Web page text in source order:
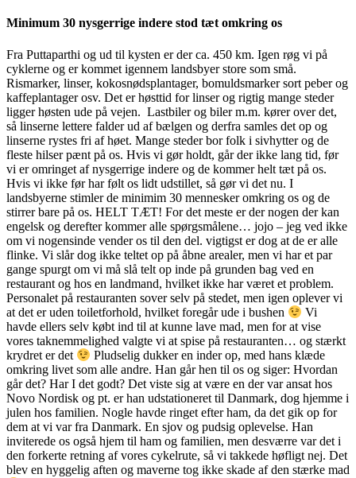
Minimum 30 nysgerrige indere stod tæt omkring os
Fra Puttaparthi og ud til kysten er der ca. 450 km. Igen røg vi på
cyklerne og er kommet igennem landsbyer store som små.
Rismarker, linser, kokosnødsplantager, bomuldsmarker sort peber og
kaffeplantager osv. Det er høsttid for linser og rigtig mange steder
ligger høsten ude på vejen. Lastbiler og biler m.m. kører over det,
så linserne lettere falder ud af bælgen og derfra samles det op og
linserne rystes fri af høet. Mange steder bor folk i sivhytter og de
fleste hilser pænt på os. Hvis vi gør holdt, går der ikke lang tid, før
vi er omringet af nysgerrige indere og de kommer helt tæt på os.
Hvis vi ikke før har følt os lidt udstillet, så gør vi det nu. I
landsbyerne stimler de minimim 30 mennesker omkring os og de
stirrer bare på os. HELT TÆT! For det meste er der nogen der kan
engelsk og derefter kommer alle spørgsmålene… jojo – jeg ved ikke
om vi nogensinde vender os til den del. vigtigst er dog at de er alle
flinke. Vi slår dog ikke teltet op på åbne arealer, men vi har et par
gange spurgt om vi må slå telt op inde på grunden bag ved en
restaurant og hos en landmand, hvilket ikke har været et problem.
Personalet på restauranten sover selv på stedet, men igen oplever vi
at det er uden toiletforhold, hvilket foregår ude i bushen
Vi
havde ellers selv købt ind til at kunne lave mad, men for at vise
vores taknemmelighed valgte vi at spise på restauranten… og stærkt
krydret er det
Pludselig dukker en inder op, med hans klæde
omkring livet som alle andre. Han går hen til os og siger: Hvordan
går det? Har I det godt? Det viste sig at være en der var ansat hos
Novo Nordisk og pt. er han udstationeret til Danmark, dog hjemme i
julen hos familien. Nogle havde ringet efter ham, da det gik op for
dem at vi var fra Danmark. En sjov og pudsig oplevelse. Han
inviterede os også hjem til ham og familien, men desværre var det i
den forkerte retning af vores cykelrute, så vi takkede høfligt nej. Det
blev en hyggelig aften og maverne tog ikke skade af den stærke mad